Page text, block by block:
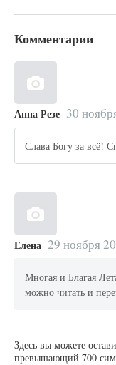
Комментарии
Анна Резе 30
Слава Богу за всё!
Елена 29 ноября
Многая и Благая
можно читать и
Здесь вы можете
превышающий 700